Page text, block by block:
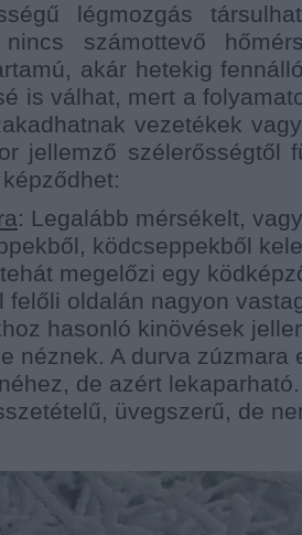
légmozgás
számottevő
akár hetekig
is válhat, mert a
vezetékek
jellemző szélerősségtől
: Legalább mérsékelt,
ködcseppekből
megelőzi egy
felőli oldalán nagyon
hasonló kinövések
néznek. A durva zúzmara
de azért
üvegszerű, de